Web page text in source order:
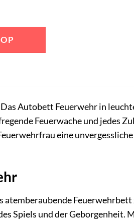
Autobett Feuerwehr in
Feuerwache und jedes
eine
atemberaubende
Spiels und der Geborgenheit.